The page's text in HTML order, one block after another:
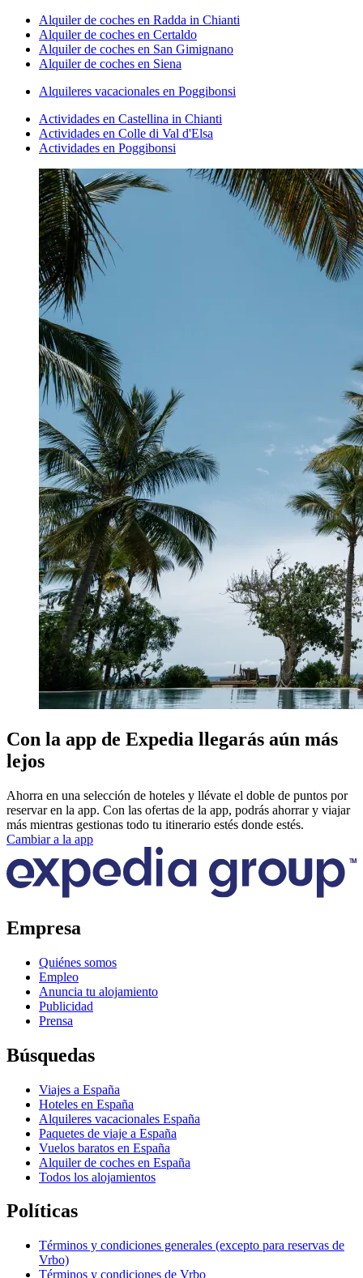
Alquiler de coches en Radda in Chianti
Alquiler de coches en Certaldo
Alquiler de coches en San Gimignano
Alquiler de coches en Siena
Alquileres vacacionales en Poggibonsi
Actividades en Castellina in Chianti
Actividades en Colle di Val d'Elsa
Actividades en Poggibonsi
Con la app de Expedia llegarás aún más
lejos
Ahorra en una selección de hoteles y llévate el doble de puntos por
reservar en la app. Con las ofertas de la app, podrás ahorrar y viajar
más mientras gestionas todo tu itinerario estés donde estés.
Cambiar a la app
Empresa
Quiénes somos
Empleo
Anuncia tu alojamiento
Publicidad
Prensa
Búsquedas
Viajes a España
Hoteles en España
Alquileres vacacionales España
Paquetes de viaje a España
Vuelos baratos en España
Alquiler de coches en España
Todos los alojamientos
Políticas
Términos y condiciones generales (excepto para reservas de
Vrbo)
Términos y condiciones de Vrbo